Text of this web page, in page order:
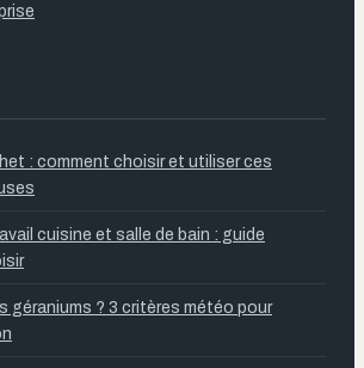
: comment choisir et utiliser ces
cuisine et salle de bain : guide
géraniums ? 3 critères météo pour